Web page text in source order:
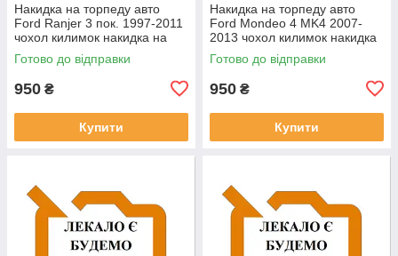
Накидка на торпеду авто
Ford Ranjer 3 пок. 1997-2011
чохол килимок накидка на
панель приладів Форд
Рейнджер
Готово до відправки
950 ₴
Купити
Накидка на торпеду авто
Ford Mondeo 4 MK4 2007-
2013 чохол килимок накидка
на панель приладів Форд
Мондео 4
Готово до відправки
950 ₴
Купити